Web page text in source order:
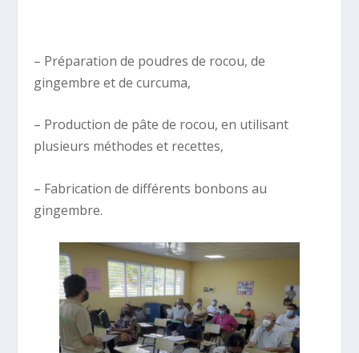
– Préparation de poudres de rocou, de
gingembre et de curcuma,
– Production de pâte de rocou, en utilisant
plusieurs méthodes et recettes,
– Fabrication de différents bonbons au
gingembre.